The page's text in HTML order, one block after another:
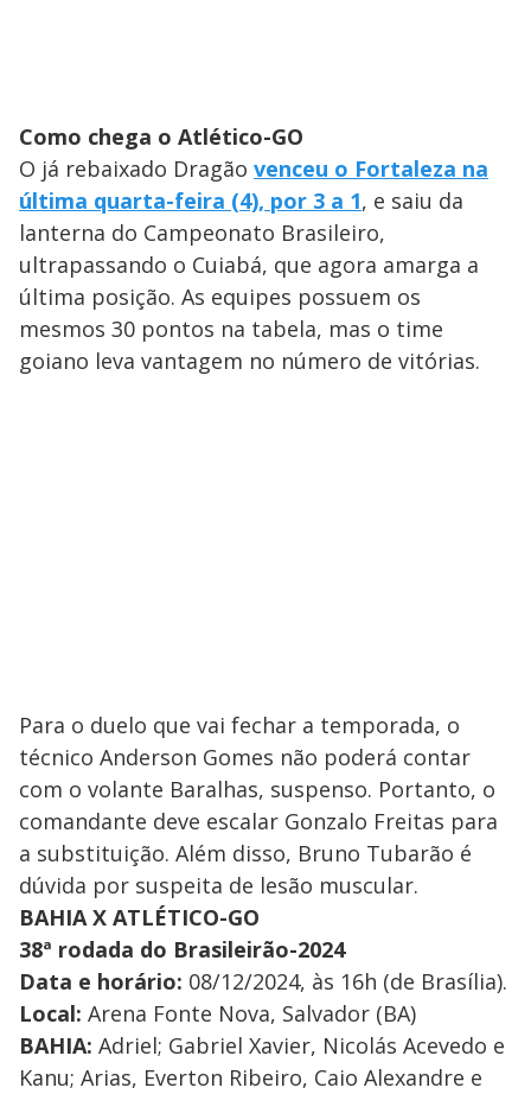
Como chega o Atlético-GO
O já rebaixado Dragão venceu o Fortaleza na
última quarta-feira (4), por 3 a 1, e saiu da
lanterna do Campeonato Brasileiro,
ultrapassando o Cuiabá, que agora amarga a
última posição. As equipes possuem os
mesmos 30 pontos na tabela, mas o time
goiano leva vantagem no número de vitórias.
Para o duelo que vai fechar a temporada, o
técnico Anderson Gomes não poderá contar
com o volante Baralhas, suspenso. Portanto, o
comandante deve escalar Gonzalo Freitas para
a substituição. Além disso, Bruno Tubarão é
dúvida por suspeita de lesão muscular.
BAHIA X ATLÉTICO-GO
38ª rodada do Brasileirão-2024
Data e horário: 08/12/2024, às 16h (de Brasília).
Local: Arena Fonte Nova, Salvador (BA)
BAHIA: Adriel; Gabriel Xavier, Nicolás Acevedo e
Kanu; Arias, Everton Ribeiro, Caio Alexandre e